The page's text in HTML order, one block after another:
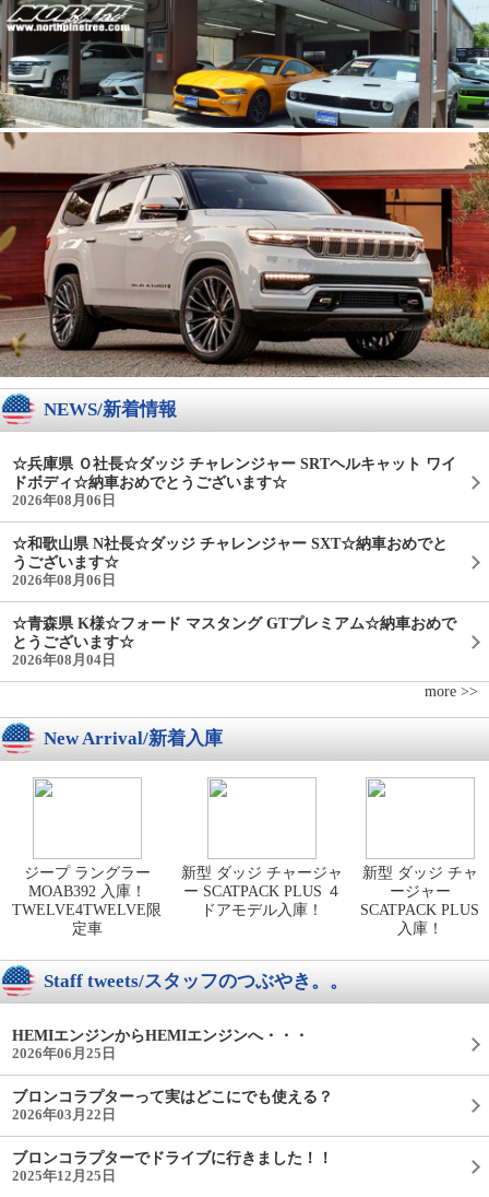
NEWS/新着情報
☆兵庫県 Ｏ社長☆ダッジ チャレンジャー SRTヘルキャット ワイ
ドボディ☆納車おめでとうございます☆
2026年08月06日
☆和歌山県 N社長☆ダッジ チャレンジャー SXT☆納車おめでと
うございます☆
2026年08月06日
☆青森県 K様☆フォード マスタング GTプレミアム☆納車おめで
とうございます☆
2026年08月04日
more >>
New Arrival/新着入庫
ジープ ラングラー
MOAB392 入庫！
TWELVE4TWELVE限
定車
新型 ダッジ チャージャ
ー SCATPACK PLUS ４
ドアモデル入庫！
新型 ダッジ チャ
ージャー
SCATPACK PLUS
入庫！
Staff tweets/スタッフのつぶやき。。
HEMIエンジンからHEMIエンジンへ・・・
2026年06月25日
ブロンコラプターって実はどこにでも使える？
2026年03月22日
ブロンコラプターでドライブに行きました！！
2025年12月25日